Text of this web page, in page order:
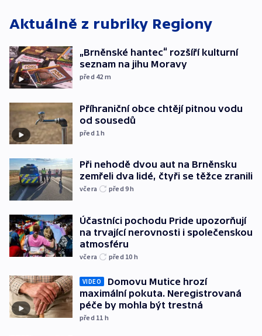
Aktuálně z rubriky Regiony
„Brněnské hantec“ rozšíří kulturní
seznam na jihu Moravy
před 42 m
Příhraniční obce chtějí pitnou vodu
od sousedů
před 1h
Při nehodě dvou aut na Brněnsku
zemřeli dva lidé, čtyři se těžce zranili
včera před 9h
Účastníci pochodu Pride upozorňují
na trvající nerovnosti i společenskou
atmosféru
včera před 10 h
VIDEO
Domovu Mutice hrozí
maximální pokuta. Neregistrovaná
péče by mohla být trestná
před 11 h